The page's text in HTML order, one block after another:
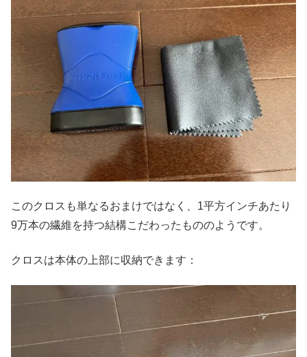
このクロスも単なるおまけではなく、1平方インチあたり
9万本の繊維を持つ結構こだわったもののようです。
クロスは本体の上部に収納できます：